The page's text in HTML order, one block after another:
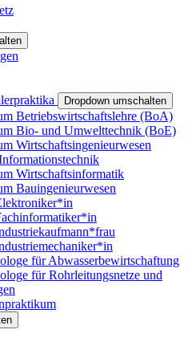
Dropdown umschalten
Betriebswirtschaftslehre (BoA)
Bio- und Umwelttechnik (BoE)
Wirtschaftsingenieurwesen
Wirtschaftsinformatik
Bauingenieurwesen
für Abwasserbewirtschaftung
für Rohrleitungsnetze und